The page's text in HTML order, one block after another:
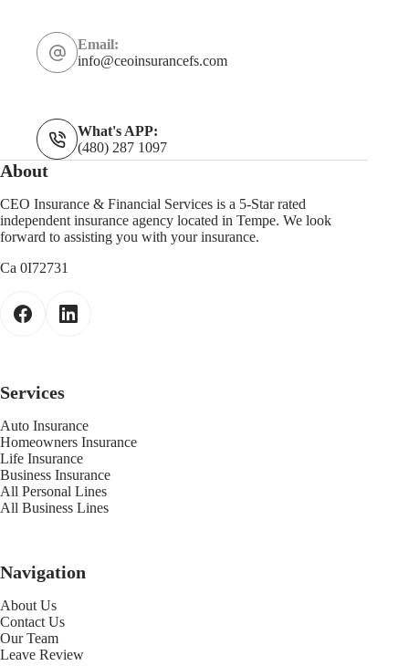
Email:
info@ceoinsurancefs.com
What's APP:
(480) 287 1097
About
CEO Insurance & Financial Services is a 5-Star rated
independent insurance agency located in Tempe. We look
forward to assisting you with your insurance.
Ca 0I72731
Services
Auto Insurance
Homeowners Insurance
Life Insurance
Business Insurance
All Personal Lines
All Business Lines
Navigation
About Us
Contact Us
Our Team
Leave Review